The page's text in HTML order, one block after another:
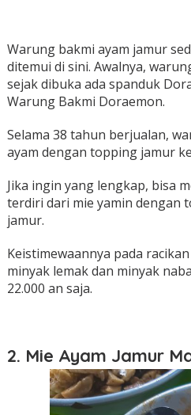
Warung bakmi ayam jamur
ditemui di sini. Awalnya,
sejak dibuka ada spanduk
Warung Bakmi Doraemon.
Selama 38 tahun berjualan,
ayam dengan topping jamur
Jika ingin yang lengkap, bisa
terdiri dari mie yamin dengan
jamur.
Keistimewaannya pada
minyak lemak dan minyak
22.000 an saja.
2. Mie Ayam Jamur